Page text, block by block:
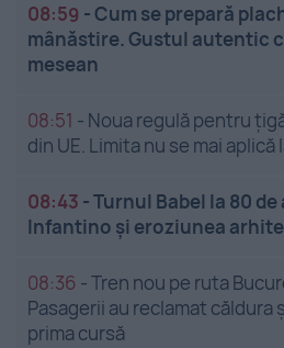
08:59 -Cum se prepară
mânăstire. Gustul autentic
mesean
08:51 - Noua regulă pentru
din UE. Limita nu se mai aplică
08:43 -Turnul Babel la 80 de
Infantino și eroziunea
08:36 -Tren nou pe ruta
Pasagerii au reclamat căldura
prima cursă